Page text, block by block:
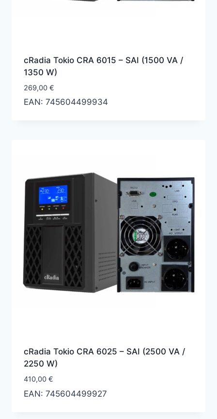
cRadia Tokio CRA 6015 – SAI (1500 VA /
1350 W)
269,00 €
EAN: 745604499934
cRadia Tokio CRA 6025 – SAI (2500 VA /
2250 W)
410,00 €
EAN: 745604499927